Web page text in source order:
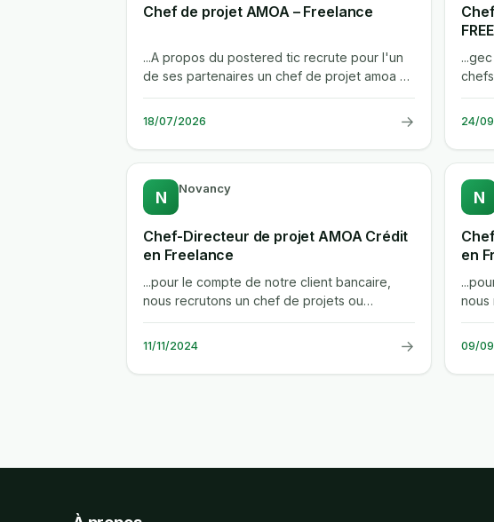
Chef de projet AMOA – Freelance
...A propos du postered tic recrute pour l'un
de ses partenaires un chef de projet amoa en
freelance base a casablanca....
18/07/2026 → 24/
N Novancy
Chef-Directeur de projet AMOA Crédit
en Freelance
...pour le compte de notre client bancaire,
nous recrutons un chef de projets ou
directeur de projet amoa/moa credit en...
11/11/2024 →
N
en
nous
09/